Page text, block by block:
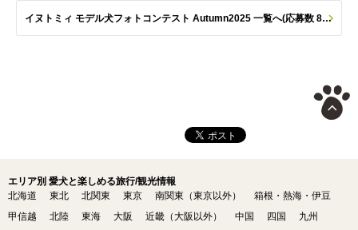
イヌトミィ モデル犬フォトコンテスト Autumn2025 一覧へ(応募数 801枚)
エリア別 愛犬と楽しめる旅行/観光情報
北海道
東北 北関東 東京 南関東（東京以外）
箱根・熱海・伊豆
甲信越
北陸 東海 大阪 近畿（大阪以外） 中国 四国
九州